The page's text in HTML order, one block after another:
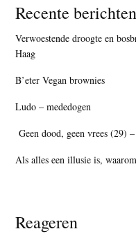
Recente berichten
Verwoestende droogte en
Haag
B’eter Vegan brownies
Ludo – mededogen
Geen dood, geen vrees (29)
Als alles een illusie is,
Reageren